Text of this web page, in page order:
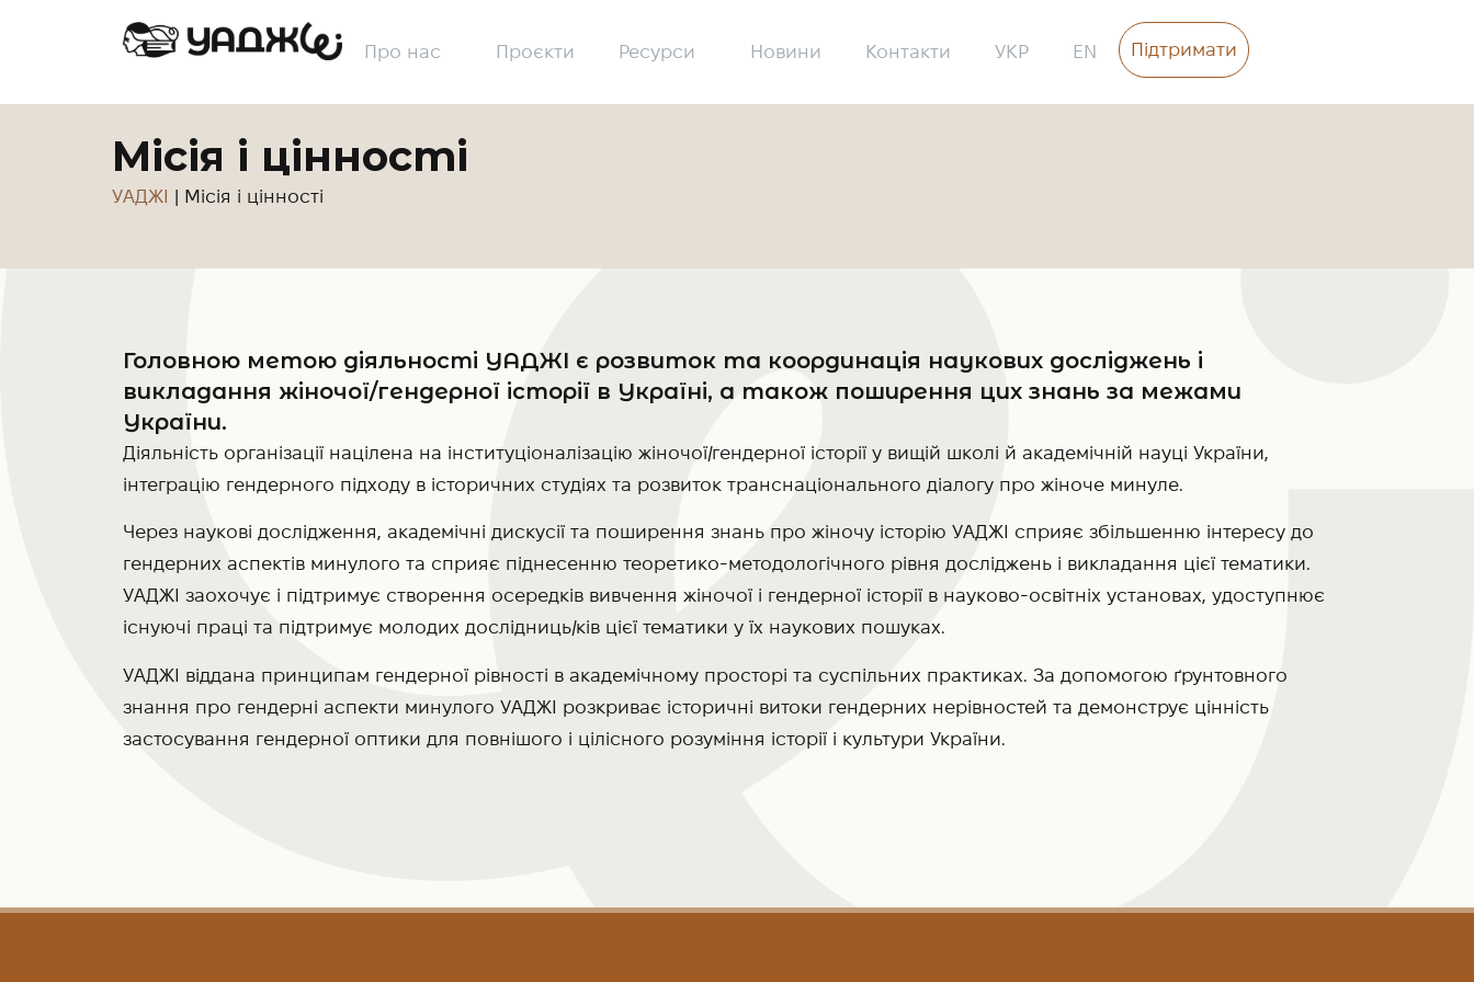
Підтримати
Про нас Проєкти Ресурси Новини Контакти УКР EN
Місія і цінності
УАДЖІ | Місія і цінності
Головною метою діяльності УАДЖІ є розвиток та координація наукових досліджень і
викладання жіночої/гендерної історії в Україні, а також поширення цих знань за межами
України.
Діяльність організації націлена на інституціоналізацію жіночої/гендерної історії у вищій школі й академічній науці України,
інтеграцію гендерного підходу в історичних студіях та розвиток транснаціонального діалогу про жіноче минуле.
Через наукові дослідження, академічні дискусії та поширення знань про жіночу історію УАДЖІ сприяє збільшенню інтересу до
гендерних аспектів минулого та сприяє піднесенню теоретико-методологічного рівня досліджень і викладання цієї тематики.
УАДЖІ заохочує і підтримує створення осередків вивчення жіночої і гендерної історії в науково-освітніх установах, удоступнює
існуючі праці та підтримує молодих дослідниць/ків цієї тематики у їх наукових пошуках.
УАДЖІ віддана принципам гендерної рівності в академічному просторі та суспільних практиках. За допомогою ґрунтовного
знання про гендерні аспекти минулого УАДЖІ розкриває історичні витоки гендерних нерівностей та демонструє цінність
застосування гендерної оптики для повнішого і цілісного розуміння історії і культури України.